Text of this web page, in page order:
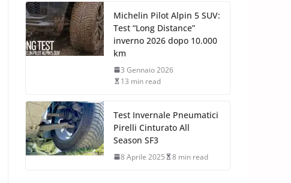
Michelin Pilot Alpin 5 SUV:
Test “Long Distance”
inverno 2026 dopo 10.000
km
3 Gennaio 2026
13 min read
Test Invernale Pneumatici
Pirelli Cinturato All
Season SF3
8 Aprile 2025 8 min read